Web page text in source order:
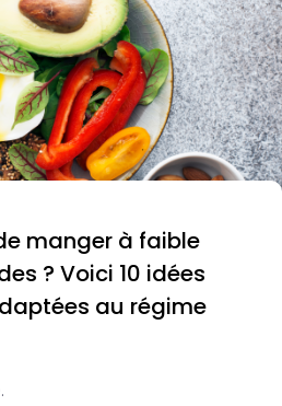
manger à faible
? Voici 10 idées
au régime